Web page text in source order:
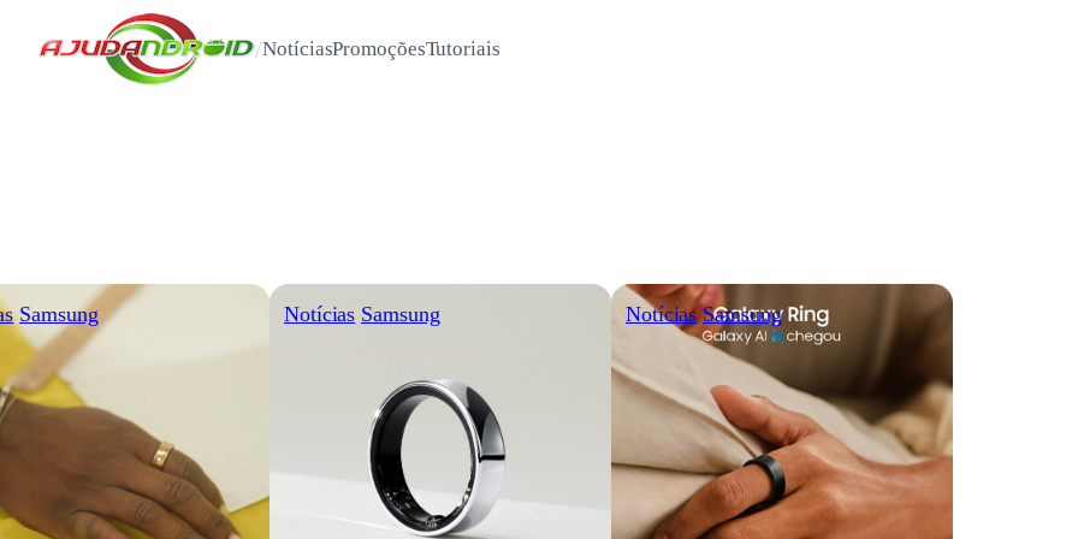
/NotíciasPromoçõesTutoriais
Samsung Notícias Samsung Notícias Samsung